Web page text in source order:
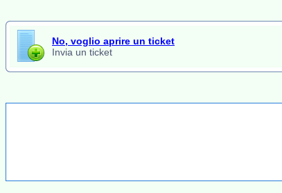
No, voglio aprire un ticket
Invia un ticket